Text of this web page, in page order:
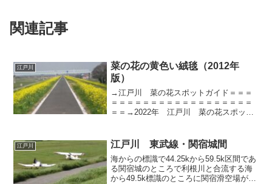
関連記事
江戸川
菜の花の黄色い絨毯（2012年
版）
→江戸川 菜の花スポットガイド＝＝＝
＝＝＝＝＝＝＝＝＝＝＝＝＝＝＝＝＝＝
＝＝→2022年 江戸川 菜の花スポット
んでボケまくりですね武蔵野線とつくば
エクスプレス間の千葉...
江戸川 江戸川 東武線・関宿城間
海からの標識で44.25kから59.5k区間であ
る関宿城のところで利根川と合流する海
から49.5k標識のところに関宿滑空場があ